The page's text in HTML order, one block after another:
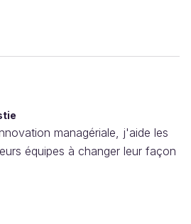
managériale, j'aide les
équipes à changer leur façon